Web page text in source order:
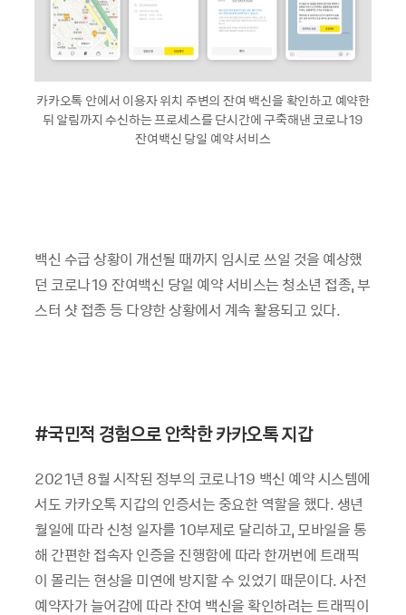
카카오톡 안에서 이용자 위치 주변의 잔여 백신을 확인하고 예약한
뒤 알림까지 수신하는 프로세스를 단시간에 구축해낸 코로나19
잔여백신 당일 예약 서비스
백신 수급 상황이 개선될 때까지 임시로 쓰일 것을 예상했
던 코로나19 잔여백신 당일 예약 서비스는 청소년 접종, 부
스터 샷 접종 등 다양한 상황에서 계속 활용되고 있다.
#국민적 경험으로 안착한 카카오톡 지갑
2021년 8월 시작된 정부의 코로나19 백신 예약 시스템에
서도 카카오톡 지갑의 인증서는 중요한 역할을 했다. 생년
월일에 따라 신청 일자를 10부제로 달리하고, 모바일을 통
해 간편한 접속자 인증을 진행함에 따라 한꺼번에 트래픽
이 몰리는 현상을 미연에 방지할 수 있었기 때문이다. 사전
예약자가 늘어감에 따라 잔여 백신을 확인하려는 트래픽이